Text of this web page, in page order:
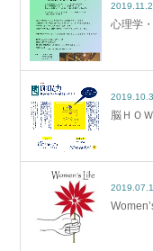
心理学
脳ＨＯ